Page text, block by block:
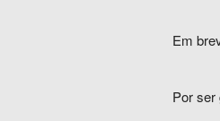
Em
Por ser